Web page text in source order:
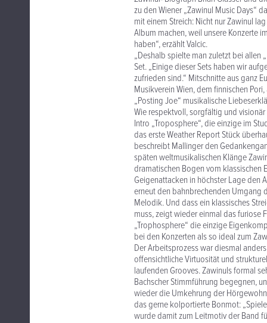
zu den Wiener „Zawinul Music Days“
mit einem Streich: Nicht nur Zawinul
Album machen, weil unsere Konzerte
haben“, erzählt Valcic.
„Deshalb spielte man zuletzt bei allen
Set. „Einige dieser Sets haben wir
zufrieden sind.“ Mitschnitte aus ganz
Musikverein Wien, dem finnischen
„Posting Joe“ musikalische
Wie respektvoll, sorgfältig und
Intro „Troposphere“, die einzige im
das erste Weather Report Stück
beschreibt Mallinger den
späten weltmusikalischen Klänge
dramatischen Bogen vom klassischen
Geigenattacken in höchster Lage den
erneut den bahnbrechenden Umgang
Melodik. Und dass ein klassisches
muss, zeigt wieder einmal das furiose
„Trophosphere“ die einzige
bei den Konzerten als so ideal zum
Der Arbeitsprozess war diesmal
offensichtliche Virtuosität und
laufenden Grooves. Zawinuls formal
Bachscher Stimmführung begegnen,
wieder die Umkehrung der
das gerne kolportierte Bonmot:
wurde damit zum Leitmotiv der Band